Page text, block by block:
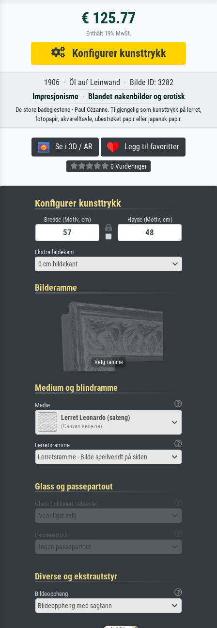
€ 125.77
Enthält 19% MwSt.
Konfigurer kunsttrykk
1906 · Öl auf Leinwand · Bilde ID: 3282
Impresjonisme· Blandet nakenbilder og erotisk
De store badegjestene · Paul Cézanne. Tilgjengelig som kunsttrykk på lerret,
fotopapir, akvarelltavle, ubestrøket papir eller japansk papir.
Se i 3D / AR Legg til favoritter
0 Vurderinger
Konfigurer kunsttrykk
Bredde (Motiv, cm) Høyde (Motiv, cm)
Ekstra bildekant
0 cm bildekant
Bilderamme
Medium og blindramme
Medie
Lerret Leonardo (sateng)
(Canvas Venezia)
Lerretsramme
Lerretsramme - Bilde speilvendt på siden
Glass og passepartout
Glass (inkludert baktavle)
Vennligst velg
Passepartout
Ingen passepartout
Diverse og ekstrautstyr
Bildeoppheng
Bildeoppheng med sagtann